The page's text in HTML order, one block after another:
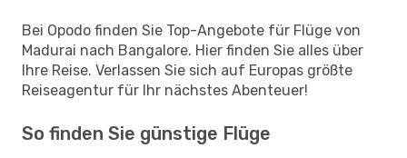
Bei Opodo finden Sie Top-Angebote für Flüge von
Madurai nach Bangalore. Hier finden Sie alles über
Ihre Reise. Verlassen Sie sich auf Europas größte
Reiseagentur für Ihr nächstes Abenteuer!
So finden Sie günstige Flüge